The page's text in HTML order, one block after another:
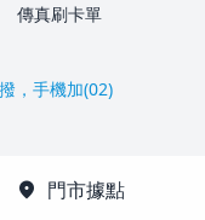
傳真刷卡單
，手機加(02)
location_on 門市據點